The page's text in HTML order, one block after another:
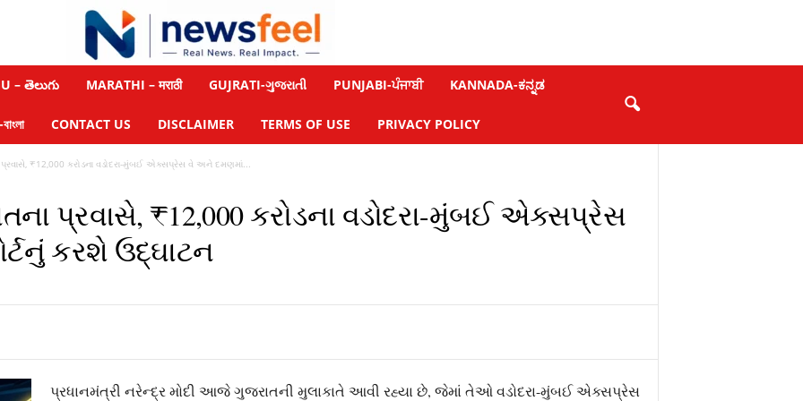
– తెలుగు MARATHI – मराठी GUJRATI-ગુજરાતી PUNJABI-ਪੰਜਾਬੀ KANNADA-ಕನ್ನಡ
CONTACT US DISCLAIMER TERMS OF USE PRIVACY POLICY
₹12,000 કરોડના વડોદરા-મુંબઈ એક્સપ્રેસ વે અને દમણમાં...
પ્રવાસે, ₹12,000 કરોડના વડોદરા-મુંબઈ એક્સપ્રેસ
કરશે ઉદ્ઘાટન
પ્રધાનમંત્રી નરેન્દ્ર મોદી આજે ગુજરાતની મુલાકાતે આવી રહ્યા છે, જેમાં તેઓ વડોદરા-મુંબઈ એક્સપ્રેસ